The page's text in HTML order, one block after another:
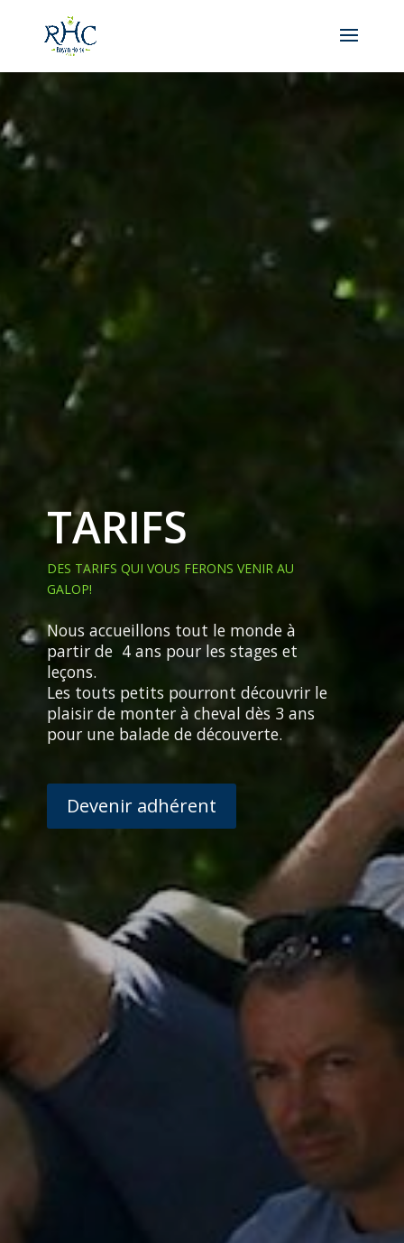
TARIFS
DES TARIFS QUI VOUS FERONS VENIR AU
GALOP!
Nous accueillons tout le monde à
partir de 4 ans pour les stages et
leçons.
Les touts petits pourront découvrir le
plaisir de monter à cheval dès 3 ans
pour une balade de découverte.
Devenir adhérent